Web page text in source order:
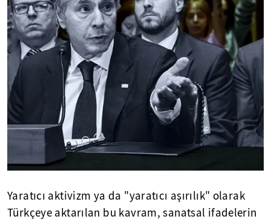
Yaratıcı aktivizm ya da "yaratıcı aşırılık" olarak
Türkçeye aktarılan bu kavram, sanatsal ifadelerin